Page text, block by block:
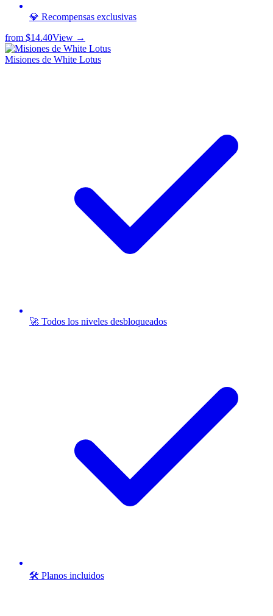
💎 Recompensas exclusivas
from $14.40View →
Misiones de White Lotus
🚀 Todos los niveles desbloqueados
🛠️ Planos incluidos